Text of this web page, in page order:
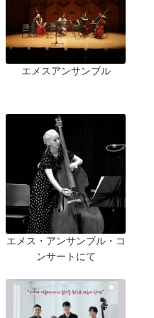
エメスアンサンブル
エメス・アンサンブル・コ
ンサートにて